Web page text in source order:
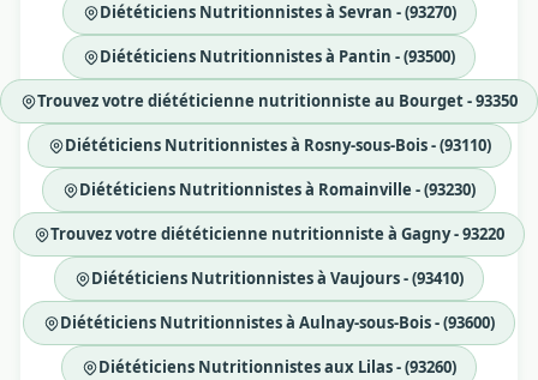
Diététiciens Nutritionnistes à Sevran - (93270)
Diététiciens Nutritionnistes à Pantin - (93500)
Trouvez votre diététicienne nutritionniste au Bourget - 93350
Diététiciens Nutritionnistes à Rosny-sous-Bois - (93110)
Diététiciens Nutritionnistes à Romainville - (93230)
Trouvez votre diététicienne nutritionniste à Gagny - 93220
Diététiciens Nutritionnistes à Vaujours - (93410)
Diététiciens Nutritionnistes à Aulnay-sous-Bois - (93600)
Diététiciens Nutritionnistes aux Lilas - (93260)